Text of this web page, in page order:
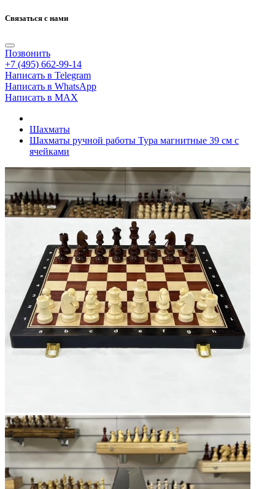
Связаться с нами
Позвонить
+7 (495) 662-99-14
Написать в Telegram
Написать в WhatsApp
Написать в MAX
Шахматы
Шахматы ручной работы Тура магнитные 39 см с
ячейками